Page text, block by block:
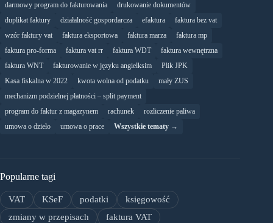
darmowy program do fakturowania
drukowanie dokumentów
duplikat faktury
działalność gospordarcza efaktura
faktura bez vat
wzór faktury vat
faktura eksportowa faktura marza
faktura mp
faktura pro-forma
faktura vat rr faktura WDT
faktura wewnętrzna
faktura WNT
fakturowanie w języku angielksim
Plik JPK
Kasa fiskalna w 2022
kwota wolna od podatku
mały ZUS
mechanizm podzielnej płatności – split payment
program do faktur z magazynem
rachunek
rozliczenie paliwa
umowa o dzieło
umowa o prace Wszystkie tematy →
Popularne tagi
VAT KSeF podatki
księgowość
zmiany w przepisach
faktura VAT